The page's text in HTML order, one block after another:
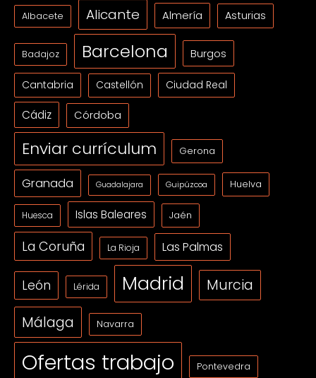
Albacete Alicante Almería Asturias
Badajoz Barcelona Burgos
Cantabria Castellón Ciudad Real
Cádiz Córdoba
Enviar currículum Gerona
Granada Guadalajara Guipúzcoa Huelva
Huesca Islas Baleares Jaén
La Coruña La Rioja Las Palmas
León Lérida Madrid Murcia
Málaga Navarra
Ofertas trabajo Pontevedra